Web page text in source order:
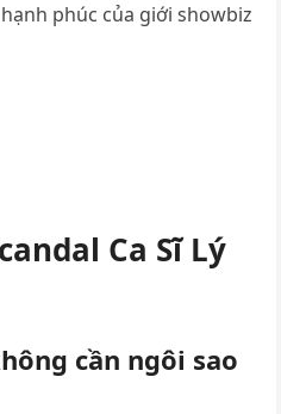
phúc của giới showbiz
Ca Sĩ Lý
cần ngôi sao